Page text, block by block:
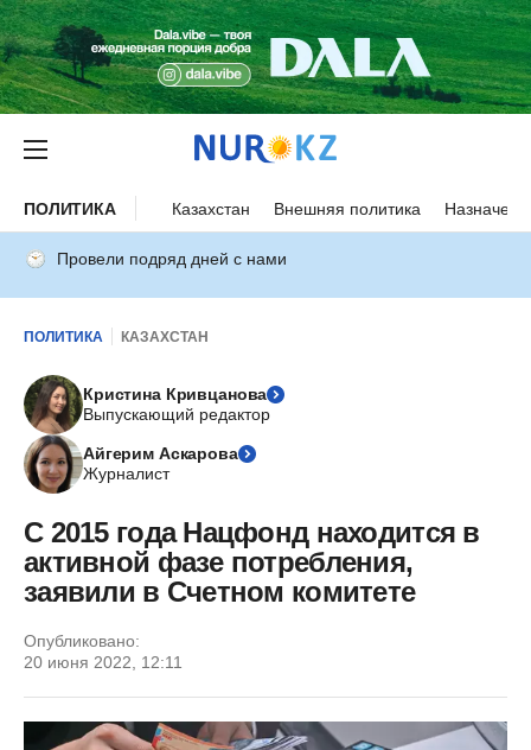
ПОЛИТИКА Казахстан Внешняя политика
Провели подряд дней с нами
ПОЛИТИКА КАЗАХСТАН
Кристина Кривцанова
Выпускающий редактор
Айгерим Аскарова
Журналист
С 2015 года Нацфонд находится в
активной фазе потребления,
заявили в Счетном комитете
Опубликовано:
20 июня 2022, 12:11